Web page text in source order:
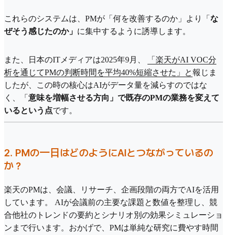
これらのシステムは、PMが「何を改善するのか」より「 な
ぜそう感じたのか」 に集中するように誘導します。
また、日本のITメディアは2025年9月、
「楽天がAI VOC分
析を通じてPMの判断時間を平均40%短縮させた」と報じま
したが、この時の核心はAIがデータ量を減らすのではな
く、「 意味を増幅させる方向」で既存のPMの業務を変えて
いるという点です。
2. PMの一日はどのようにAIとつながっているの
か？
楽天のPMは、会議、リサーチ、企画段階の両方でAIを活用
しています。 AIが会議前の主要な課題と数値を整理し、競
合他社のトレンドの要約とシナリオ別の効果シミュレーショ
ンまで行います。おかげで、PMは単純な研究に費やす時間